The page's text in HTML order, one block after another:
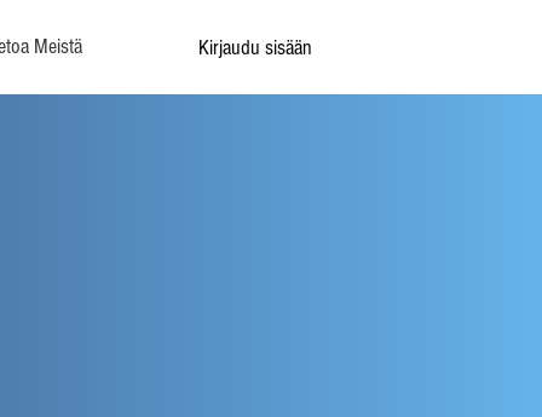
Meistä Kirjaudu sisään